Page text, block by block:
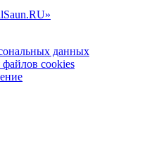
данных
cookies